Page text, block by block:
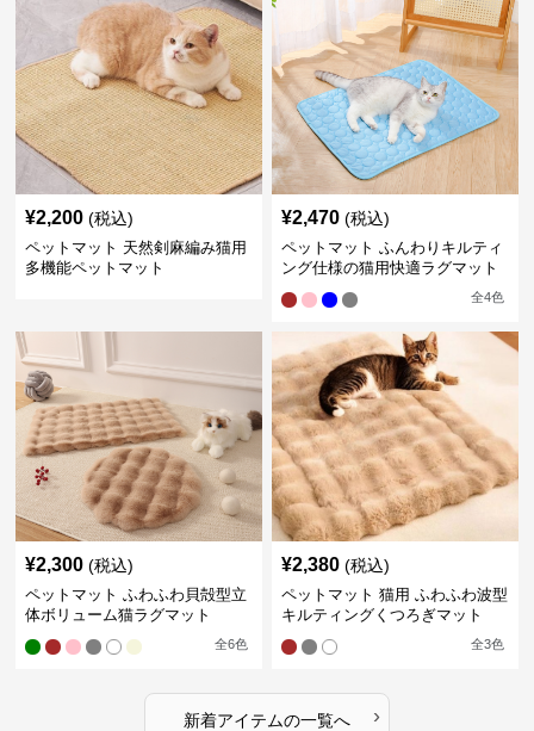
¥2,200 (税込)
ペットマット 天然剣麻編み猫用
多機能ペットマット
¥2,470 (税込)
ペットマット ふんわりキルティ
ング仕様の猫用快適ラグマット
全4色
¥2,300 (税込)
ペットマット ふわふわ貝殻型立
体ボリューム猫ラグマット
全6色
¥2,380 (税込)
ペットマット 猫用 ふわふわ波型
キルティングくつろぎマット
全3色
新着アイテムの一覧へ ›